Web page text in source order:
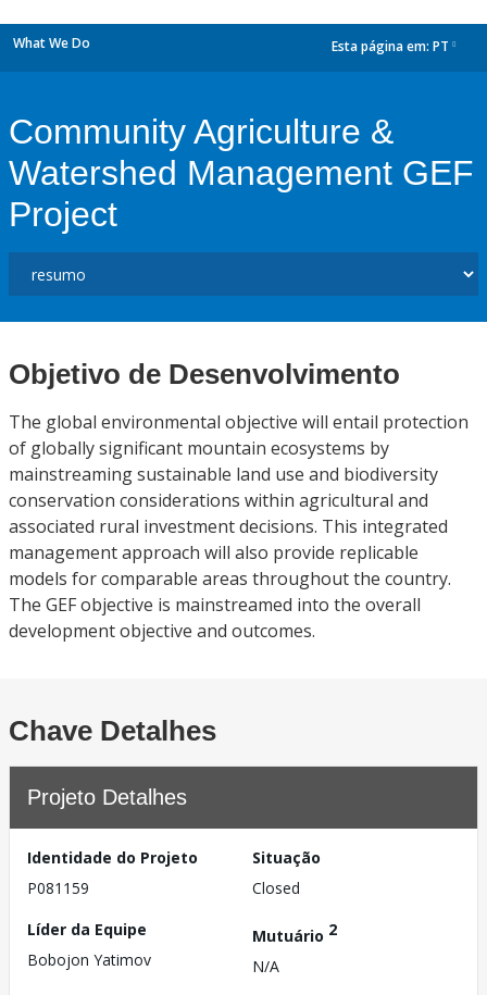
What We Do Esta página em: PT
Community Agriculture &
Watershed Management GEF
Project
Objetivo de Desenvolvimento
The global environmental objective will entail protection
of globally significant mountain ecosystems by
mainstreaming sustainable land use and biodiversity
conservation considerations within agricultural and
associated rural investment decisions. This integrated
management approach will also provide replicable
models for comparable areas throughout the country.
The GEF objective is mainstreamed into the overall
development objective and outcomes.
Chave Detalhes
Projeto Detalhes
Identidade do Projeto
P081159
Situação
Closed
Líder da Equipe
Bobojon Yatimov
Mutuário 2
N/A